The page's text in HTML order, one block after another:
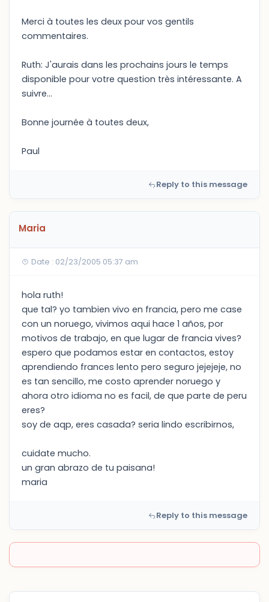
Merci à toutes les deux pour vos gentils
commentaires.
Ruth: J'aurais dans les prochains jours le temps
disponible pour votre question très intéressante. A
suivre...
Bonne journée à toutes deux,
Paul
Reply to this message
Maria
Date : 02/23/2005 05:37 am
hola ruth!
que tal? yo tambien vivo en francia, pero me case
con un noruego, vivimos aqui hace 1 años, por
motivos de trabajo, en que lugar de francia vives?
espero que podamos estar en contactos, estoy
aprendiendo frances lento pero seguro jejejeje, no
es tan sencillo, me costo aprender noruego y
ahora otro idioma no es facil, de que parte de peru
eres?
soy de aqp, eres casada? seria lindo escribirnos,
cuidate mucho.
un gran abrazo de tu paisana!
maria
Reply to this message